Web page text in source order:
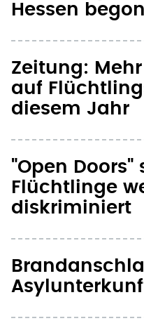
Hessen
Zeitung:
auf
diesem Jahr
"Open
Flüchtlinge
diskriminiert